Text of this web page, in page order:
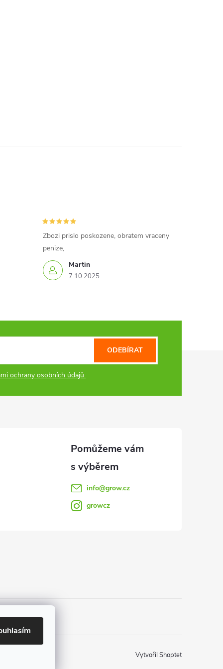
Martin
7.10.2025
Zbozi prislo poskozene, obratem vraceny
penize,
ochrany osobních údajů.
ODEBÍRAT
info@grow.cz
growcz
Vytvořil Shoptet